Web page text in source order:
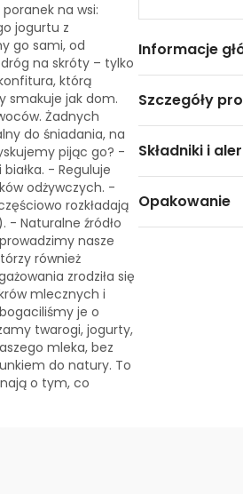
na wsi:
jogurtu z
go sami, od
na skróty – tylko
którą
smakuje jak dom.
Żadnych
do śniadania, na
pijąc go? -
- Reguluje
odżywczych. -
rozkładają
- Naturalne źródło
nasze
również
zrodziła się
mlecznych i
je o
twarogi, jogurty,
mleka, bez
do natury. To
o tym, co
Informacje
Szczegóły
Składniki i
Opakowanie